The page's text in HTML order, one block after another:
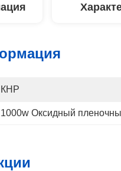
КНР
1000w Оксидный